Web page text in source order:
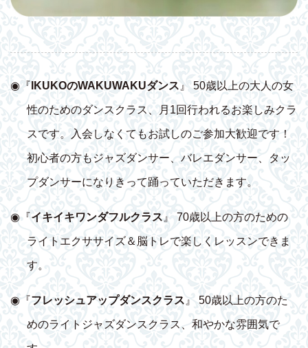
◉『 IKUKOのWAKUWAKUダンス 』 50歳以上の大人の女
性のためのダンスクラス、月1回行われるお楽しみクラ
スです。入会しなくてもお試しのご参加大歓迎です！
初心者の方もジャズダンサー、バレエダンサー、タッ
プダンサーになりきって踊っていただきます。
◉『イキイキワンダフルクラス 』 70歳以上の方のための
ライトエクササイズ＆脳トレで楽しくレッスンできま
す。
◉『フレッシュアップダンスクラス』 50歳以上の方のた
めのライトジャズダンスクラス、和やかな雰囲気で